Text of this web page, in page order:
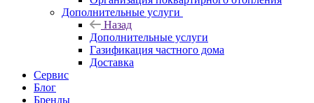
Дополнительные услуги
Назад
Дополнительные услуги
Газификация частного дома
Доставка
Сервис
Блог
Бренды